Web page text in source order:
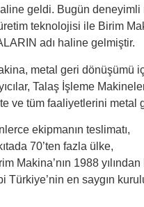
geldi. Bugün
teknolojisi ile Birim
adı haline gelmiştir.
metal geri dönüşümü
Talaş İşleme
ve tüm faaliyetlerini metal
ekipmanın teslimatı,
70’ten fazla ülke,
Makina’nın 1988
Türkiye’nin en saygın